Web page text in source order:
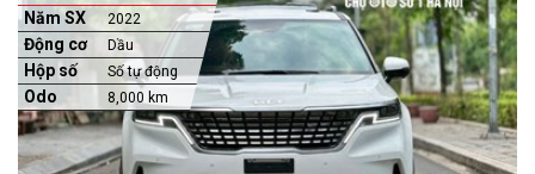
Năm SX 2022
Động cơ Dầu
Hộp số Số tự động
Odo 8,000 km